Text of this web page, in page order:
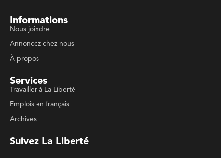
Services
Travailler à La Liberté
Emplois en français
Suivez La Liberté